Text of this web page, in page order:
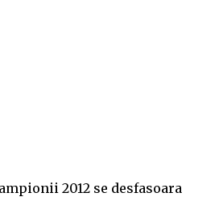
2012 se desfasoara